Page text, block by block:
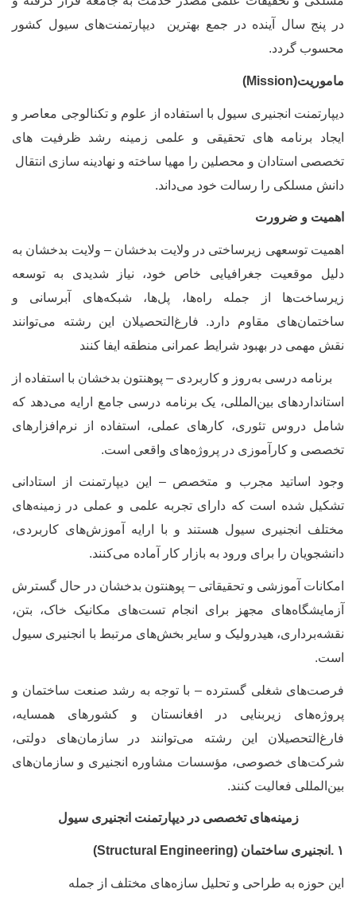
پنج سال آینده در جمع بهترین دیپارتمنت‌های سیول کشور
گردد.
Mission
)
انجنیری سیول با استفاده از علوم و تکنالوجی معاصر و
برنامه های تحقیقی و علمی زمینه رشد ظرفیت های
استادان و محصلین را مهیا ساخته و نهادینه سازی انتقال
مسلکی را رسالت خود می‌داند.
و ضرورت
توسعه‏ی زیرساختی در ولایت بدخشان – ولایت بدخشان به
موقعیت جغرافیایی خاص خود، نیاز شدیدی به توسعه
از جمله راه‌ها، پل‌ها، شبکه‌های آبرسانی و
مقاوم دارد. فارغ‌التحصیلان این رشته می‌توانند
مهمی در بهبود شرایط عمرانی منطقه ایفا کنند
برنامه درسی به‌روز و کاربردی – پوهنتون بدخشان با استفاده از
بین‌المللی، یک برنامه درسی جامع ارایه می‌دهد که
دروس تئوری، کارهای عملی، استفاده از نرم‌افزارهای
و کارآموزی در پروژه‌های واقعی است.
اساتید مجرب و متخصص – این دیپارتمنت از استادانی
شده است که دارای تجربه علمی و عملی در زمینه‌های
انجنیری سیول هستند و با ارایه آموزش‌های کاربردی،
را برای ورود به بازار کار آماده می‌کنند.
آموزشی و تحقیقاتی – پوهنتون بدخشان در حال گسترش
مجهز برای انجام تست‌های مکانیک خاک، بتن،
هیدرولیک و سایر بخش‌های مرتبط با انجنیری سیول
.
شغلی گسترده – با توجه به رشد صنعت ساختمان و
زیربنایی در افغانستان و کشورهای همسایه،
این رشته می‌توانند در سازمان‌های دولتی،
خصوصی، مؤسسات مشاوره انجنیری و سازمان‌های
فعالیت کنند.
زمینه‌های تخصصی در دیپارتمنت انجنیری سیول
انجنیری ساختمان(Structural Engineering)
حوزه به طراحی و تحلیل سازه‌های مختلف از جمله